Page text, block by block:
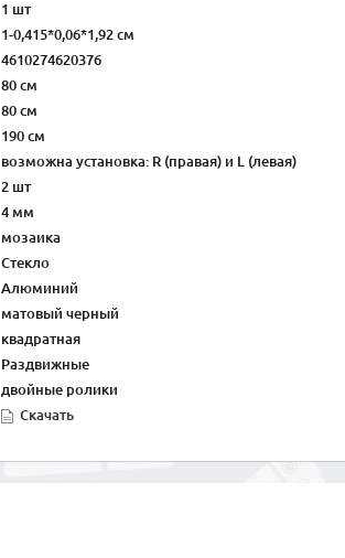
1 шт
1-0,415*0,06*1,92 см
4610274620376
80 см
80 см
190 см
возможна установка: R (правая) и L (левая)
2 шт
4 мм
мозаика
Стекло
Алюминий
матовый черный
квадратная
Раздвижные
двойные ролики
Скачать